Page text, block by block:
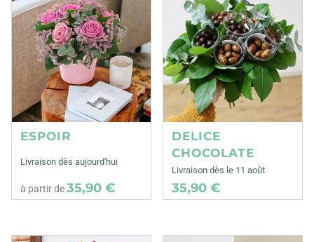
ESPOIR
Livraison dès aujourd'hui
à partir de35,90 €
DELICE
CHOCOLATE
Livraison dès le 11 août
35,90 €